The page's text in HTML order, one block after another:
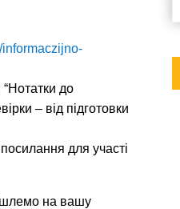
“Нотатки до
– від підготовки
для участі
на вашу